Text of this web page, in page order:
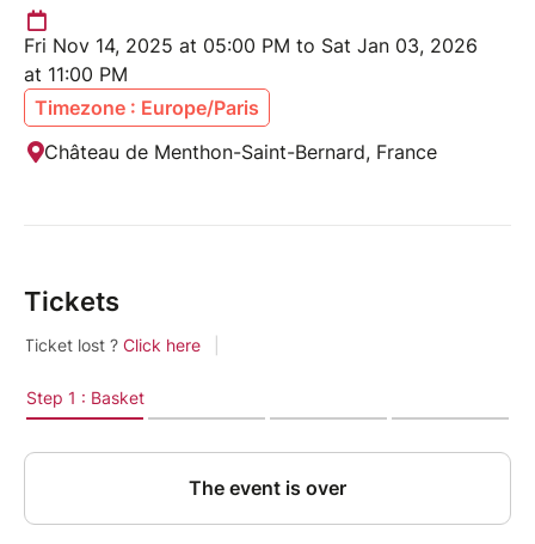
Fri Nov 14, 2025 at 05:00 PM to Sat Jan 03, 2026
at 11:00 PM
Timezone : Europe/Paris
Château de Menthon-Saint-Bernard, France
Tickets